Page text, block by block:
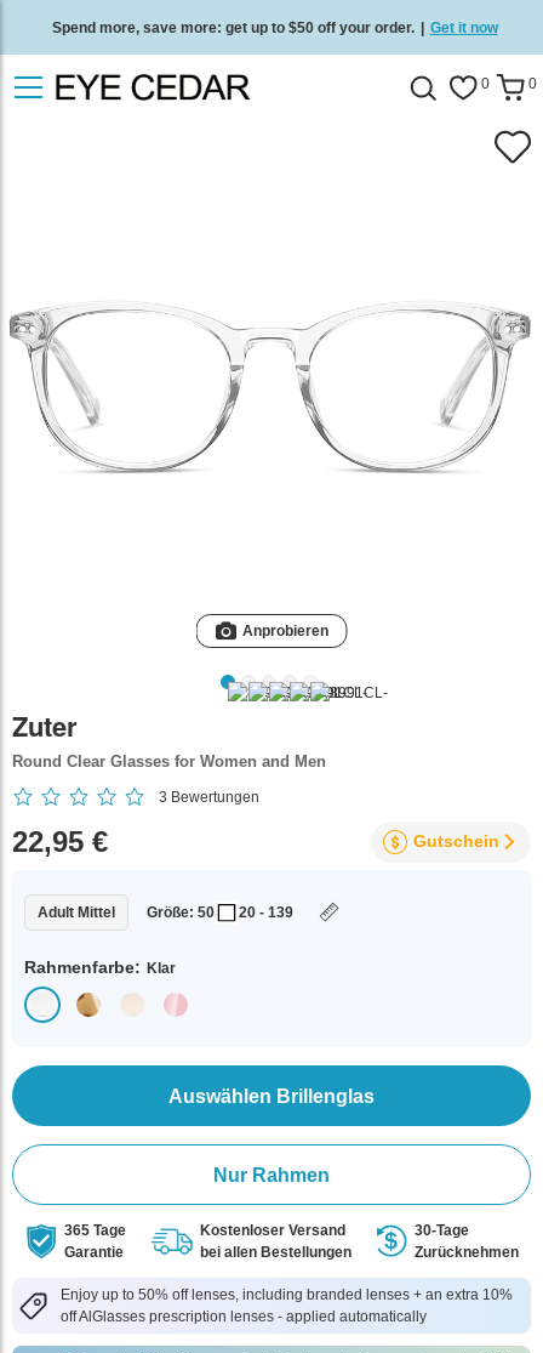
Spend more, save more: get up to $50 off your order. | Get it now
Free standard delivery on all orders Shop now 0 0
Anprobieren
Zuter
Round Clear Glasses for Women and Men
3 Bewertungen
22,95 € Gutschein
Adult Mittel Größe: 50 20 - 139
Rahmenfarbe: Klar
Auswählen Brillenglas
Nur Rahmen
365 Tage
Garantie
Kostenloser Versand
bei allen Bestellungen
30-Tage
Zurücknehmen
Enjoy up to 50% off lenses, including branded lenses + an extra 10%
off AlGlasses prescription lenses - applied automatically